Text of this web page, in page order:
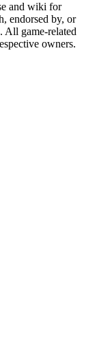
and wiki for
endorsed by, or
All game-related
owners.